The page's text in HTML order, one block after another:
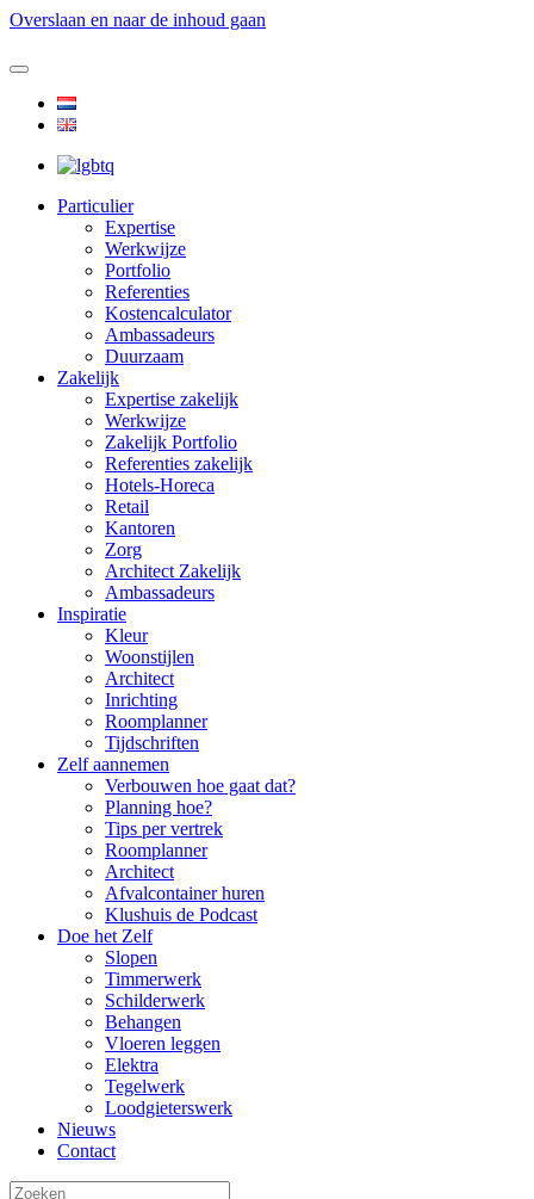
Overslaan en naar de inhoud gaan
Particulier
Expertise
Werkwijze
Portfolio
Referenties
Kostencalculator
Ambassadeurs
Duurzaam
Zakelijk
Expertise zakelijk
Werkwijze
Zakelijk Portfolio
Referenties zakelijk
Hotels-Horeca
Retail
Kantoren
Zorg
Architect Zakelijk
Ambassadeurs
Inspiratie
Kleur
Woonstijlen
Architect
Inrichting
Roomplanner
Tijdschriften
Zelf aannemen
Verbouwen hoe gaat dat?
Planning hoe?
Tips per vertrek
Roomplanner
Architect
Afvalcontainer huren
Klushuis de Podcast
Doe het Zelf
Slopen
Timmerwerk
Schilderwerk
Behangen
Vloeren leggen
Elektra
Tegelwerk
Loodgieterswerk
Nieuws
Contact